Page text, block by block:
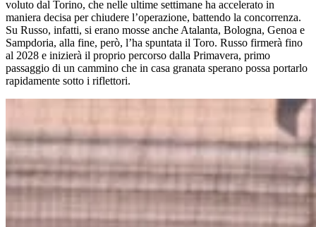
voluto dal Torino, che nelle ultime settimane ha accelerato in
maniera decisa per chiudere l’operazione, battendo la concorrenza.
Su Russo, infatti, si erano mosse anche Atalanta, Bologna, Genoa e
Sampdoria, alla fine, però, l’ha spuntata il Toro. Russo firmerà fino
al 2028 e inizierà il proprio percorso dalla Primavera, primo
passaggio di un cammino che in casa granata sperano possa portarlo
rapidamente sotto i riflettori.